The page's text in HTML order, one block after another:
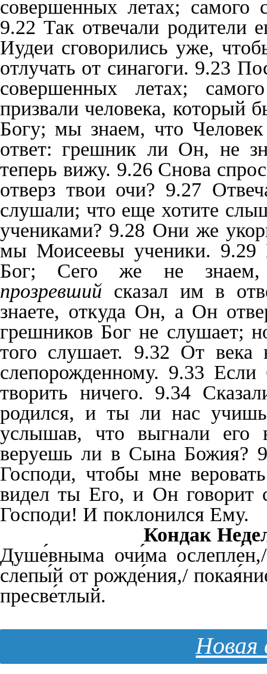
совершенных летах; самого
9.22 Так отвечали родители
Иудеи сговорились уже,
отлучать от синагоги. 9.23
совершенных летах;
призвали человека, который
Богу; мы знаем, что
ответ: грешник ли Он, не
теперь вижу. 9.26 Снова
отверз твои очи? 9.27
слушали; что еще хотите
учениками? 9.28 Они же
мы Моисеевы ученики.
Бог; Сего же не
прозревший сказал им в
знаете, откуда Он, а Он
грешников Бог не слушает;
того слушает. 9.32 От века
слепорожденному. 9.33
творить ничего. 9.34
родился, и ты ли нас
услышав, что выгнали
веруешь ли в Сына Божия?
Господи, чтобы мне
видел ты Его, и Он говорит
Господи! И поклонился Ему.
Кондак
Душе́вныма очи́ма
слепы́й от рожде́ния,/
пресве́тлый.
Новая